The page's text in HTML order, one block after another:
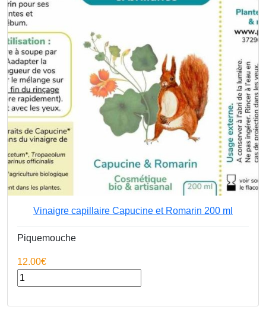
Epicerie
Fruits
Cremerie
Légumes
Vinaigre capillaire Capucine et Romarin 200 ml
Piquemouche
12.00€